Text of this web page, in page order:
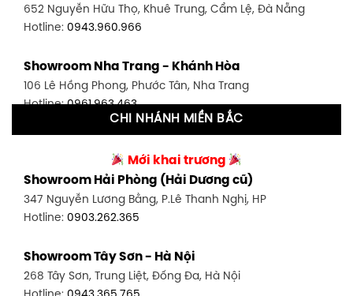
Hotline:0902.716.230
591 Hoàng Văn Thụ, P. 4, Tân Bình, TP HCM
Hotline:0906.256.759
Showroom Tân Bình 2 - TP. HCM
0986.71.8448
Showroom Thuận An - Bình Dương
66 đường DT743, An Phú, Thuận An, Bình Dương
Showroom Biên Hòa - Đồng Nai
652 Nguyễn Hữu Thọ, Khuê Trung, Cẩm Lệ, Đà Nẵng
Hotline: 0943.960.966
Showroom Nha Trang - Khánh Hòa
106 Lê Hồng Phong, Phước Tân, Nha Trang
Hotline:0961.963.463
27-29 Nguyễn Sỹ Sách, Hưng Bình, TP Vinh, Nghệ An
Hotline:0943.960.966
Showroom Buôn Ma Thuột
Hotline:0934.02.18.18
CHI NHÁNH MIỀN BẮC
Mới khai trương
Showroom Hải Phòng (Hải Dương cũ)
347 Nguyễn Lương Bằng, P.Lê Thanh Nghị, HP
Hotline: 0903.262.365
Showroom Tây Sơn - Hà Nội
268 Tây Sơn, Trung Liệt, Đống Đa, Hà Nội